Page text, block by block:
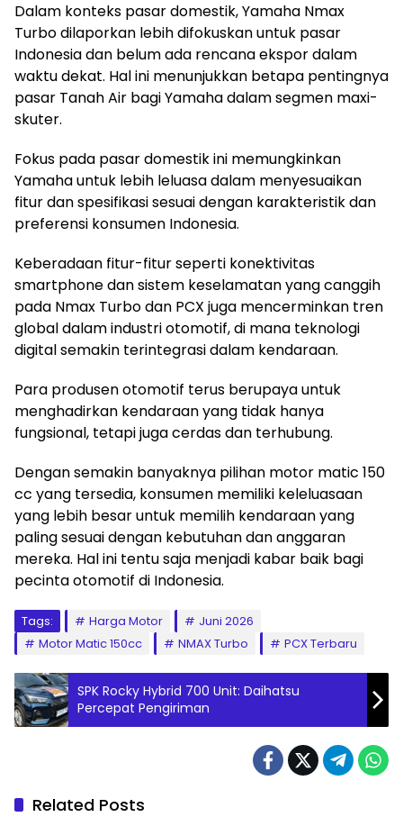
Dalam konteks pasar domestik, Yamaha Nmax
Turbo dilaporkan lebih difokuskan untuk pasar
Indonesia dan belum ada rencana ekspor dalam
waktu dekat. Hal ini menunjukkan betapa pentingnya
pasar Tanah Air bagi Yamaha dalam segmen maxi-
skuter.
Fokus pada pasar domestik ini memungkinkan
Yamaha untuk lebih leluasa dalam menyesuaikan
fitur dan spesifikasi sesuai dengan karakteristik dan
preferensi konsumen Indonesia.
Keberadaan fitur-fitur seperti konektivitas
smartphone dan sistem keselamatan yang canggih
pada Nmax Turbo dan PCX juga mencerminkan tren
global dalam industri otomotif, di mana teknologi
digital semakin terintegrasi dalam kendaraan.
Para produsen otomotif terus berupaya untuk
menghadirkan kendaraan yang tidak hanya
fungsional, tetapi juga cerdas dan terhubung.
Dengan semakin banyaknya pilihan motor matic 150
cc yang tersedia, konsumen memiliki keleluasaan
yang lebih besar untuk memilih kendaraan yang
paling sesuai dengan kebutuhan dan anggaran
mereka. Hal ini tentu saja menjadi kabar baik bagi
pecinta otomotif di Indonesia.
Tags: Harga Motor
Juni 2026
Motor Matic 150cc
NMAX Turbo PCX Terbaru
SPK Rocky Hybrid 700 Unit: Daihatsu
Percepat Pengiriman
Related Posts